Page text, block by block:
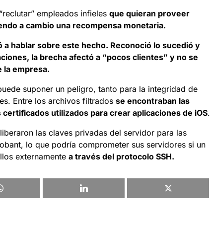
empleados infieles que quieran proveer
a cambio una recompensa monetaria.
a hablar sobre este hecho. Reconoció lo sucedió y
la brecha afectó a “pocos clientes” y no se
la empresa.
suponer un peligro, tanto para la integridad de
Entre los archivos filtrados se encontraban las
utilizados para crear aplicaciones de iOS.
las claves privadas del servidor para las
lo que podría comprometer sus servidores si un
externamente a través del protocolo SSH.